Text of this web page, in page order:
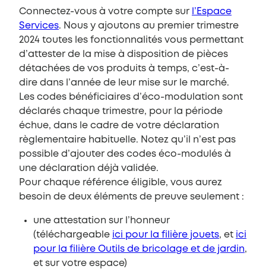
Connectez-vous à votre compte sur l’Espace
Services. Nous y ajoutons au premier trimestre
2024 toutes les fonctionnalités vous permettant
d’attester de la mise à disposition de pièces
détachées de vos produits à temps, c’est-à-
dire dans l’année de leur mise sur le marché.
Les codes bénéficiaires d’éco-modulation sont
déclarés chaque trimestre, pour la période
échue, dans le cadre de votre déclaration
règlementaire habituelle. Notez qu’il n’est pas
possible d’ajouter des codes éco-modulés à
une déclaration déjà validée.
Pour chaque référence éligible, vous aurez
besoin de deux éléments de preuve seulement :
une attestation sur l’honneur
(téléchargeable ici pour la filière jouets, et ici
pour la filière Outils de bricolage et de jardin,
et sur votre espace)